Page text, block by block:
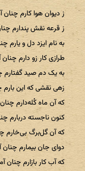
ز دیوان هوا کارم
ز قرعه نقش پندارم
به نام ایزد دل و یارم
طرازی کار زو دارم
به یک‌ دم صید گفتارم
زهی نقشی که این
که آن ماه کُله‌دارم
کنون ناجسته دربارم
که آن گل‌برگ بی‌خارم
دوای جان بیمارم
که آب کار بازارم